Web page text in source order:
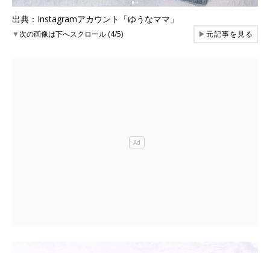
出典：Instagramアカウント「ゆうなママ」
▼次の画像は下へスクロール (4/5) ▶元記事を見る